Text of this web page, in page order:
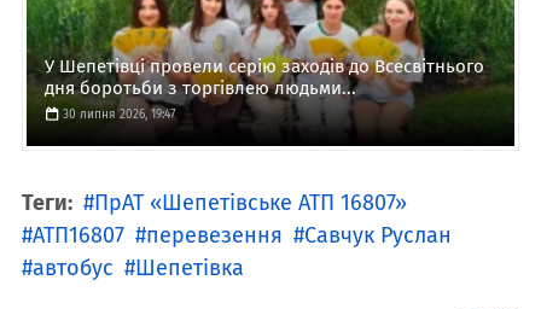
У Шепетівці провели серію заходів до Всесвітнього
дня боротьби з торгівлею людьми...
30 липня 2026, 19:47
Теги:
ПрАТ «Шепетівське АТП 16807»
АТП16807
перевезення
Савчук Руслан
автобус
Шепетівка